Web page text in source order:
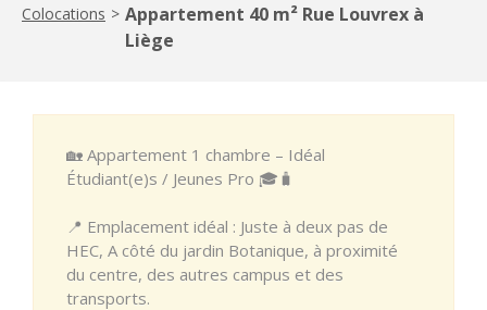
Colocations > Appartement 40 m² Rue Louvrex à
Liège
🏡 Appartement 1 chambre – Idéal
Étudiant(e)s / Jeunes Pro 🎓🧳
📍 Emplacement idéal : Juste à deux pas de
HEC, A côté du jardin Botanique, à proximité
du centre, des autres campus et des
transports.